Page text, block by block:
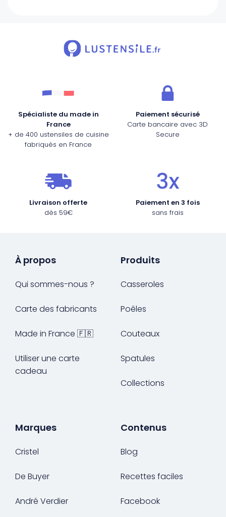
Spécialiste du made in
France
+ de 400 ustensiles de cuisine
fabriqués en France
Paiement sécurisé
Carte bancaire avec 3D
Secure
Livraison offerte
dès 59€
Paiement en 3 fois
sans frais
À propos
Qui sommes-nous ?
Carte des fabricants
Made in France 🇫🇷
Utiliser une carte
cadeau
Produits
Casseroles
Poêles
Couteaux
Spatules
Collections
Marques
Cristel
De Buyer
André Verdier
Contenus
Blog
Recettes faciles
Facebook